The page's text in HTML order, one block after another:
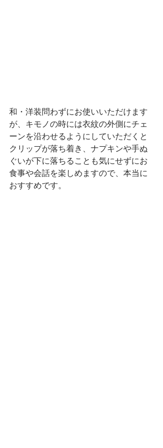
和・洋装問わずにお使いいただけます
が、キモノの時には衣紋の外側にチェ
ーンを沿わせるようにしていただくと
クリップが落ち着き、ナプキンや手ぬ
ぐいが下に落ちることも気にせずにお
食事や会話を楽しめますので、本当に
おすすめです。